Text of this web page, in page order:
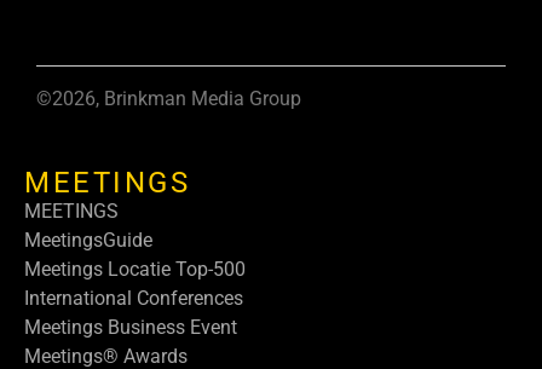
©2026, Brinkman Media Group
MEETINGS
MEETINGS
MeetingsGuide
Meetings Locatie Top-500
International Conferences
Meetings Business Event
Meetings® Awards